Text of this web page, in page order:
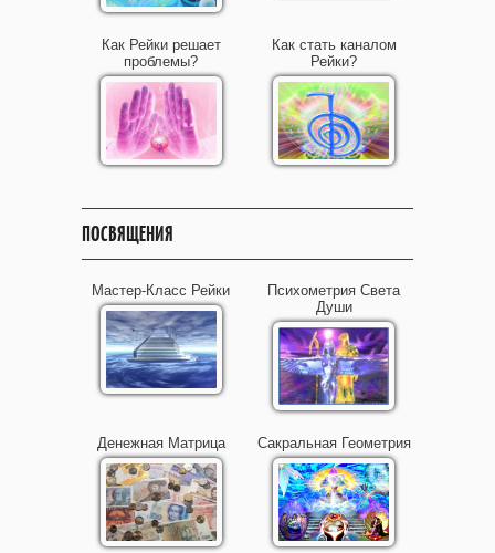
Как Рейки решает
проблемы?
Как стать каналом
Рейки?
ПОСВЯЩЕНИЯ
Мастер-Класс Рейки
Психометрия Света
Души
Денежная Матрица Сакральная Геометрия